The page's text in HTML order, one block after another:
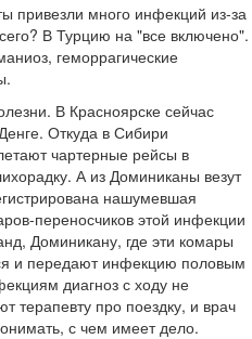
привезли много инфекций из-за
В Турцию на "все включено".
геморрагические
В Красноярске сейчас
Откуда в Сибири
чартерные рейсы в
А из Доминиканы везут
нашумевшая
переносчиков этой инфекции
Доминикану, где эти комары
и передают инфекцию половым
диагноз с ходу не
терапевту про поездку, и врач
с чем имеет дело.